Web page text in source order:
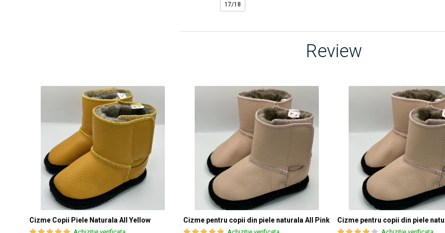
17/18
Review
Cizme Copii Piele Naturala All Yellow Cizme pentru copii din piele naturala All Pink Cizme pentru copii din piele